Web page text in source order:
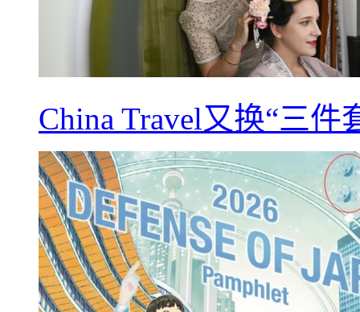
China Travel又换“三